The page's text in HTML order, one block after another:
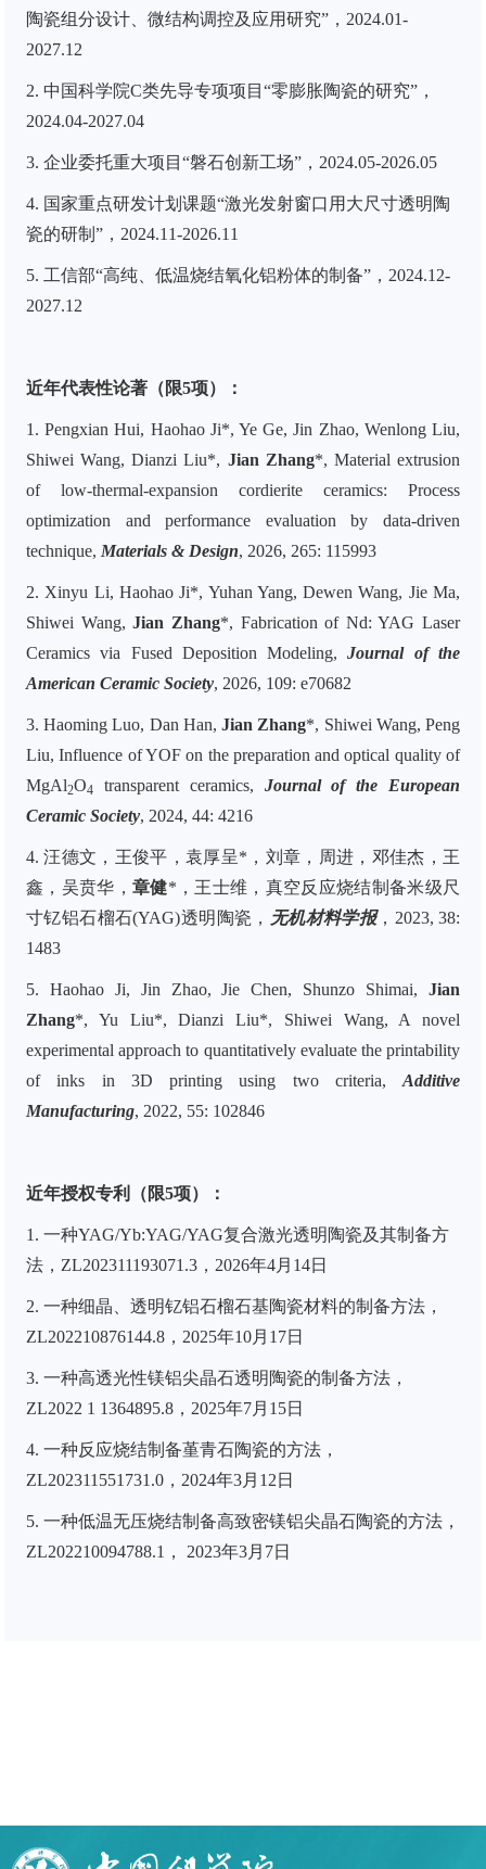
陶瓷组分设计、微结构调控及应用研究”，2024.01-
2027.12
2. 中国科学院C类先导专项项目“零膨胀陶瓷的研究”，
2024.04-2027.04
3. 企业委托重大项目“磐石创新工场”，2024.05-2026.05
4. 国家重点研发计划课题“激光发射窗口用大尺寸透明陶
瓷的研制”，2024.11-2026.11
5. 工信部“高纯、低温烧结氧化铝粉体的制备”，2024.12-
2027.12
近年代表性论著（限5项）：
1. Pengxian Hui, Haohao Ji*, Ye Ge, Jin Zhao, Wenlong Liu,
Shiwei Wang, Dianzi Liu*, Jian Zhang*, Material extrusion
of low-thermal-expansion cordierite ceramics: Process
optimization and performance evaluation by data-driven
technique, Materials & Design, 2026, 265: 115993
2. Xinyu Li, Haohao Ji*, Yuhan Yang, Dewen Wang, Jie Ma,
Shiwei Wang,Jian Zhang*, Fabrication of Nd: YAG Laser
Ceramics via Fused Deposition Modeling,Journal of the
American Ceramic Society, 2026, 109: e70682
3. Haoming Luo, Dan Han,Jian Zhang*, Shiwei Wang, Peng
Liu, Influence of YOF on the preparation and optical quality of
MgAl2O4 transparent ceramics, Journal of the European
Ceramic Society, 2024, 44: 4216
4. 汪德文，王俊平，袁厚呈*，刘章，周进，邓佳杰，王
鑫，吴贲华， 章健*，王士维，真空反应烧结制备米级尺
寸钇铝石榴石(YAG)透明陶瓷， 无机材料学报，2023, 38:
1483
5. Haohao Ji, Jin Zhao, Jie Chen, Shunzo Shimai, Jian
Zhang*, Yu Liu*, Dianzi Liu*, Shiwei Wang, A novel
experimental approach to quantitatively evaluate the printability
of inks in 3D printing using two criteria, Additive
Manufacturing, 2022, 55: 102846
近年授权专利（限5项）：
1. 一种YAG/Yb:YAG/YAG复合激光透明陶瓷及其制备方
法，ZL202311193071.3，2026年4月14日
2. 一种细晶、透明钇铝石榴石基陶瓷材料的制备方法，
ZL202210876144.8，2025年10月17日
3. 一种高透光性镁铝尖晶石透明陶瓷的制备方法，
ZL2022 1 1364895.8，2025年7月15日
4. 一种反应烧结制备堇青石陶瓷的方法，
ZL202311551731.0，2024年3月12日
5. 一种低温无压烧结制备高致密镁铝尖晶石陶瓷的方法，
ZL202210094788.1， 2023年3月7日